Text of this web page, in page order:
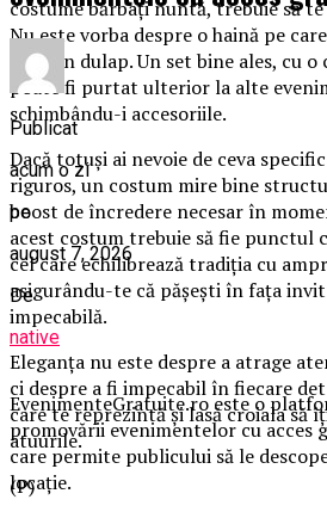
costume bărbați nuntă, trebuie să
Nu este vorba despre o haină pe
o uiți în dulap. Un set bine ales, cu
poate fi purtat ulterior la alte
schimbându-i accesoriile.
Dacă totuși ai nevoie de ceva
riguros, un costum mire bine
boost de încredere necesar în
acest costum trebuie să fie punctul
cel care echilibrează tradiția cu
asigurându-te că pășești în fața
impecabilă.
Eleganța nu este despre a atrage
ci despre a fi impecabil în fiecare
care te reprezintă și lasă croiala să
atuurile.
(P)
Publicat
acum o zi
pe
august 7, 2026
De
native
EvenimenteGratuite.ro este o
promovării evenimentelor cu acces
care permite publicului să le
locație.